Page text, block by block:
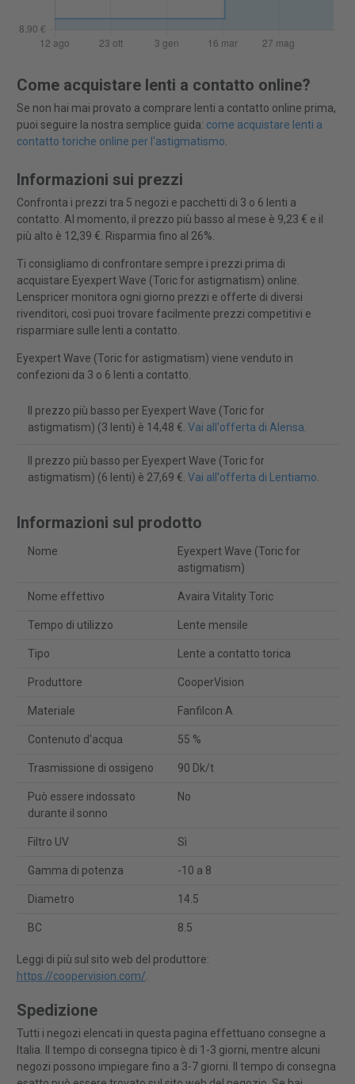
Come acquistare lenti a contatto online?
Se non hai mai provato a comprare lenti a contatto online prima,
puoi seguire la nostra semplice guida: come acquistare lenti a
contatto toriche online per l'astigmatismo.
Informazioni sui prezzi
Confronta i prezzi tra 5 negozi e pacchetti di 3 o 6 lenti a
contatto. Al momento, il prezzo più basso al mese è 9,23 € e il
più alto è 12,39 €. Risparmia fino al 26%.
Ti consigliamo di confrontare sempre i prezzi prima di
acquistare Eyexpert Wave (Toric for astigmatism) online.
Lenspricer monitora ogni giorno prezzi e offerte di diversi
rivenditori, così puoi trovare facilmente prezzi competitivi e
risparmiare sulle lenti a contatto.
Eyexpert Wave (Toric for astigmatism) viene venduto in
confezioni da 3 o 6 lenti a contatto.
Il prezzo più basso per Eyexpert Wave (Toric for
astigmatism) (3 lenti) è 14,48 €. Vai all'offerta di Alensa.
Il prezzo più basso per Eyexpert Wave (Toric for
astigmatism) (6 lenti) è 27,69 €. Vai all'offerta di Lentiamo.
Informazioni sul prodotto
Nome
Eyexpert Wave (Toric for
astigmatism)
Nome effettivo Avaira Vitality Toric
Tempo di utilizzo Lente mensile
Tipo Lente a contatto torica
Produttore CooperVision
Materiale Fanfilcon A
Contenuto d'acqua 55 %
Trasmissione di ossigeno 90 Dk/t
Può essere indossato
durante il sonno
No
Filtro UV Sì
Gamma di potenza -10 a 8
Diametro 14.5
BC 8.5
Leggi di più sul sito web del produttore:
https://coopervision.com/.
Spedizione
Tutti i negozi elencati in questa pagina effettuano consegne a
Italia. Il tempo di consegna tipico è di 1-3 giorni, mentre alcuni
negozi possono impiegare fino a 3-7 giorni. Il tempo di consegna